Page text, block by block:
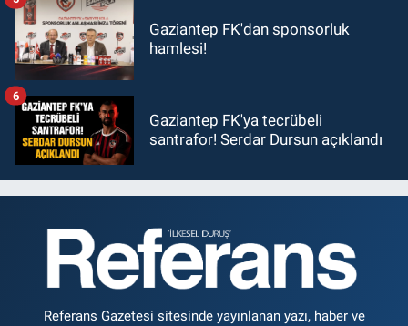
Gaziantep FK'dan sponsorluk
hamlesi!
Gaziantep FK'ya tecrübeli
santrafor! Serdar Dursun açıklandı
6
Referans Gazetesi sitesinde yayınlanan yazı, haber ve